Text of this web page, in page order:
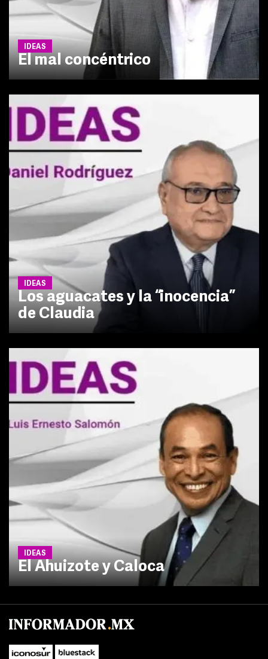
IDEAS
El mal concéntrico
IDEAS
Los aguacates y la “inocencia”
de Claudia
IDEAS
El Ahuizote y Caloca